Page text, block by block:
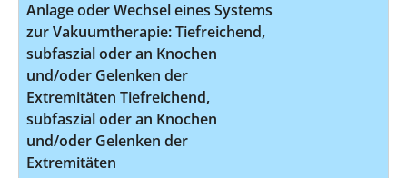
Anlage oder Wechsel eines Systems
zur Vakuumtherapie: Tiefreichend,
subfaszial oder an Knochen
und/oder Gelenken der
Extremitäten Tiefreichend,
subfaszial oder an Knochen
und/oder Gelenken der
Extremitäten